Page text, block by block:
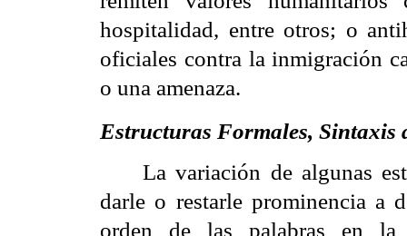
hospitalidad, entre otros; o
oficiales contra la inmigración
o una amenaza.
Estructuras Formales, Sintaxis
La variación de algunas
darle o restarle prominencia a
orden de las palabras en la